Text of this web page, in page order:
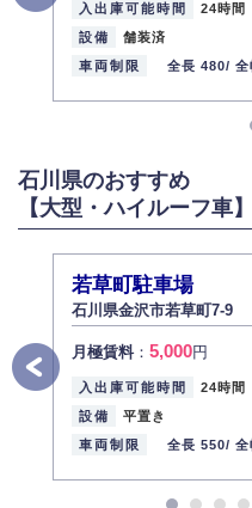
入出庫可能時間
24時間
設備
舗装済
車両制限
全長 480/
石川県のおすすめ
【大型・ハイルーフ車
若草町駐車場
石川県金沢市若草町7-9
月極賃料： 5,000円
入出庫可能時間
24時間
設備
平置き
車両制限
全長 550/